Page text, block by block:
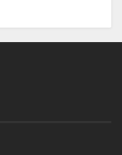
profesional.
por AESA,